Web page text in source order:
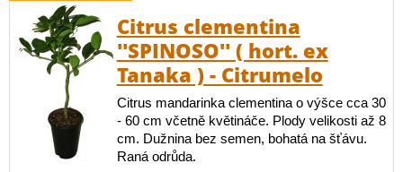
Citrus clementina
''SPINOSO'' ( hort. ex
Tanaka ) - Citrumelo
Citrus mandarinka clementina o výšce cca 30
- 60 cm včetně květináče. Plody velikosti až 8
cm. Dužnina bez semen, bohatá na šťávu.
Raná odrůda.